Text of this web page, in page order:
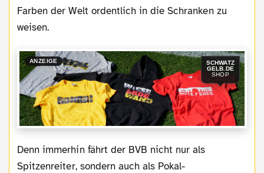
Farben der Welt ordentlich in die Schranken zu
weisen.
ANZEIGE
SCHWATZ
GELB.DE
SHOP
Denn immerhin fährt der BVB nicht nur als
Spitzenreiter, sondern auch als Pokal-